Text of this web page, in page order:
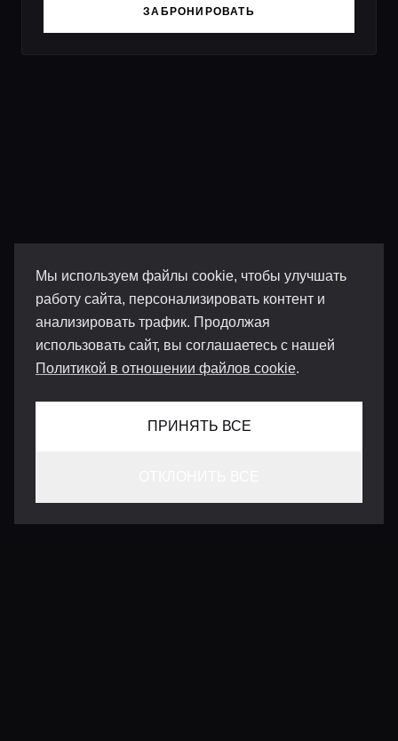
Мы используем файлы cookie, чтобы улучшать
работу сайта, персонализировать контент и
анализировать трафик. Продолжая
использовать сайт, вы соглашаетесь с нашей
Политикой в отношении файлов cookie.
ПРИНЯТЬ ВСЕ
ЗАБРОНИРОВАТЬ